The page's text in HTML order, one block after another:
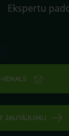
Ekspertu
VEIKALS
JAUTĀJUMU